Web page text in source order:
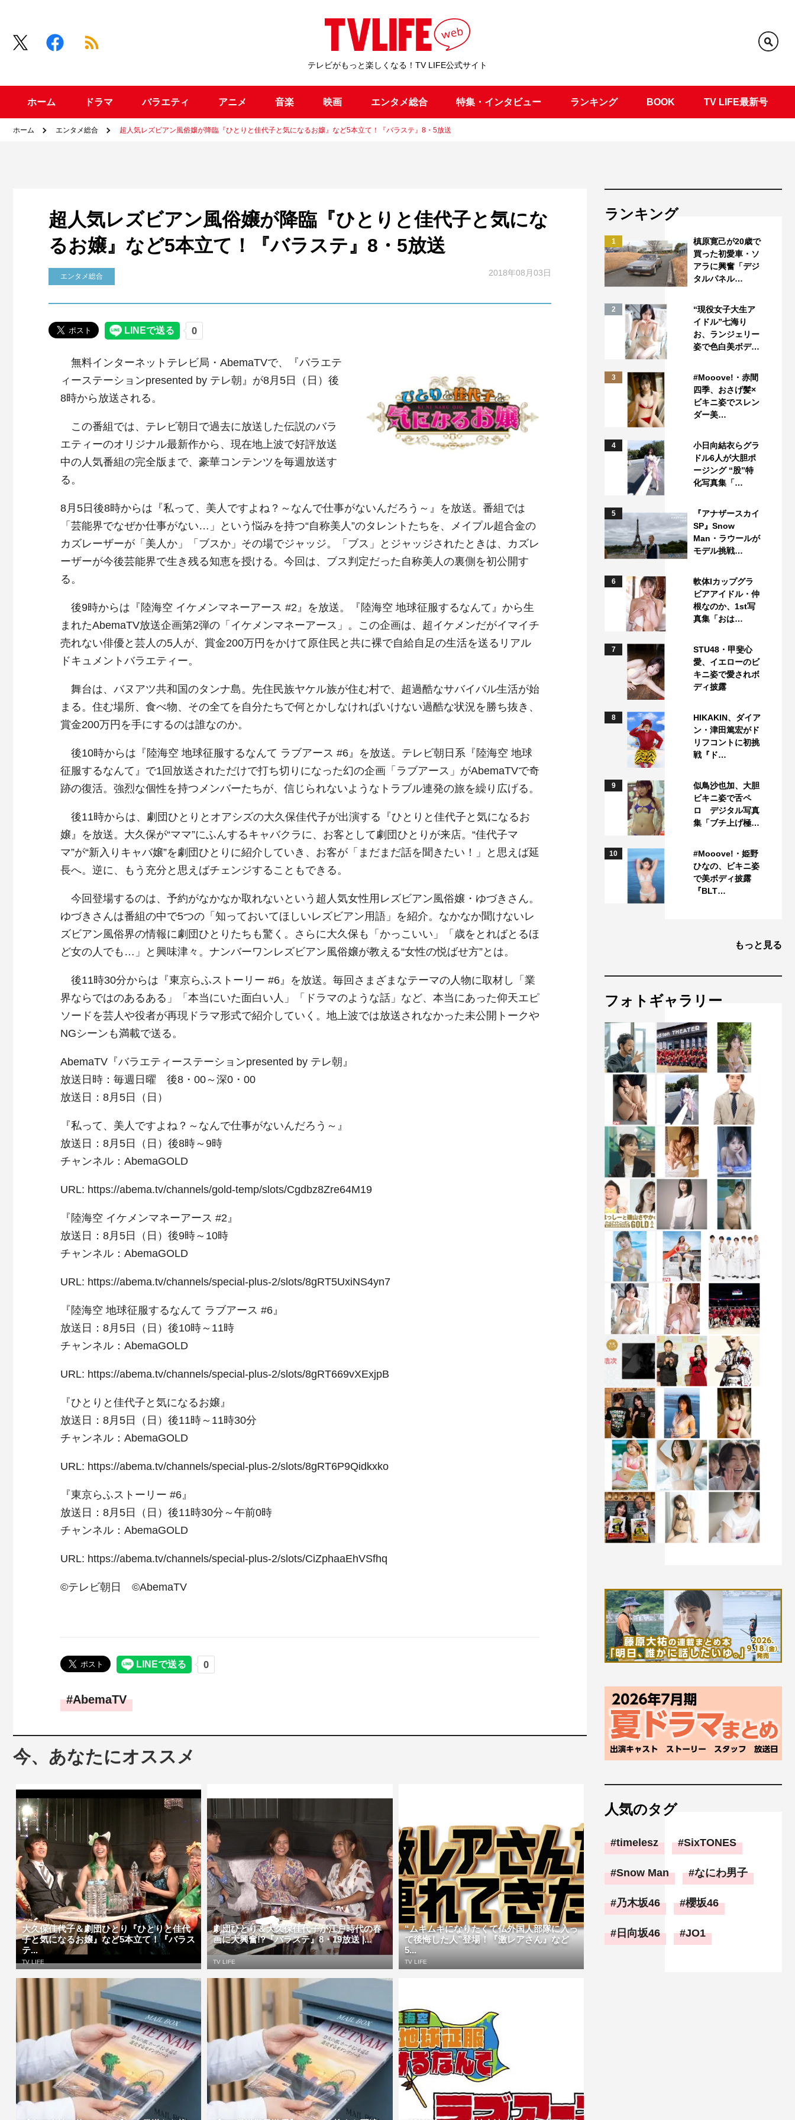
テレビがもっと楽しくなる！TV LIFE公式サイト
ホーム ドラマ バラエティ アニメ 音楽 映画 エンタメ総合 特集・インタビュー ランキング BOOK TV LIFE最新号
ホーム エンタメ総合 超人気レズビアン風俗嬢が降臨『ひとりと佳代子と気になるお嬢』など5本立て！『バラステ』8・5放送
超人気レズビアン風俗嬢が降臨『ひとりと佳代子と気にな
るお嬢』など5本立て！『バラステ』8・5放送
エンタメ総合 2018年08月03日
無料インターネットテレビ局・AbemaTVで、『バラエテ
ィーステーションpresented by テレ朝』が8月5日（日）後
8時から放送される。
この番組では、テレビ朝日で過去に放送した伝説のバラ
エティーのオリジナル最新作から、現在地上波で好評放送
中の人気番組の完全版まで、豪華コンテンツを毎週放送す
る。
8月5日後8時からは『私って、美人ですよね？～なんで仕事がないんだろう～』を放送。番組では
「芸能界でなぜか仕事がない…」という悩みを持つ“自称美人”のタレントたちを、メイプル超合金の
カズレーザーが「美人か」「ブスか」その場でジャッジ。「ブス」とジャッジされたときは、カズレ
ーザーが今後芸能界で生き残る知恵を授ける。今回は、ブス判定だった自称美人の裏側を初公開す
る。
後9時からは『陸海空 イケメンマネーアース #2』を放送。『陸海空 地球征服するなんて』から生
まれたAbemaTV放送企画第2弾の「イケメンマネーアース」。この企画は、超イケメンだがイマイチ
売れない俳優と芸人の5人が、賞金200万円をかけて原住民と共に裸で自給自足の生活を送るリアル
ドキュメントバラエティー。
舞台は、バヌアツ共和国のタンナ島。先住民族ヤケル族が住む村で、超過酷なサバイバル生活が始
まる。住む場所、食べ物、その全てを自分たちで何とかしなければいけない過酷な状況を勝ち抜き、
賞金200万円を手にするのは誰なのか。
後10時からは『陸海空 地球征服するなんて ラブアース #6』を放送。テレビ朝日系『陸海空 地球
征服するなんて』で1回放送されただけで打ち切りになった幻の企画「ラブアース」がAbemaTVで奇
跡の復活。強烈な個性を持つメンバーたちが、信じられないようなトラブル連発の旅を繰り広げる。
後11時からは、劇団ひとりとオアシズの大久保佳代子が出演する『ひとりと佳代子と気になるお
嬢』を放送。大久保が“ママ”にふんするキャバクラに、お客として劇団ひとりが来店。“佳代子マ
マ”が“新入りキャバ嬢”を劇団ひとりに紹介していき、お客が「まだまだ話を聞きたい！」と思えば延
長へ。逆に、もう充分と思えばチェンジすることもできる。
今回登場するのは、予約がなかなか取れないという超人気女性用レズビアン風俗嬢・ゆづきさん。
ゆづきさんは番組の中で5つの「知っておいてほしいレズビアン用語」を紹介。なかなか聞けないレ
ズビアン風俗界の情報に劇団ひとりたちも驚く。さらに大久保も「かっこいい」「歳をとればとるほ
ど女の人でも…」と興味津々。ナンバーワンレズビアン風俗嬢が教える“女性の悦ばせ方”とは。
後11時30分からは『東京らふストーリー #6』を放送。毎回さまざまなテーマの人物に取材し「業
界ならではのあるある」「本当にいた面白い人」「ドラマのような話」など、本当にあった仰天エピ
ソードを芸人や役者が再現ドラマ形式で紹介していく。地上波では放送されなかった未公開トークや
NGシーンも満載で送る。
AbemaTV『バラエティーステーションpresented by テレ朝』
放送日時：毎週日曜 後8・00～深0・00
放送日：8月5日（日）
『私って、美人ですよね？～なんで仕事がないんだろう～』
放送日：8月5日（日）後8時～9時
チャンネル：AbemaGOLD
URL: https://abema.tv/channels/gold-temp/slots/Cgdbz8Zre64M19
『陸海空 イケメンマネーアース #2』
放送日：8月5日（日）後9時～10時
チャンネル：AbemaGOLD
URL: https://abema.tv/channels/special-plus-2/slots/8gRT5UxiNS4yn7
『陸海空 地球征服するなんて ラブアース #6』
放送日：8月5日（日）後10時～11時
チャンネル：AbemaGOLD
URL: https://abema.tv/channels/special-plus-2/slots/8gRT669vXExjpB
『ひとりと佳代子と気になるお嬢』
放送日：8月5日（日）後11時～11時30分
チャンネル：AbemaGOLD
URL: https://abema.tv/channels/special-plus-2/slots/8gRT6P9Qidkxko
『東京らふストーリー #6』
放送日：8月5日（日）後11時30分～午前0時
チャンネル：AbemaGOLD
URL: https://abema.tv/channels/special-plus-2/slots/CiZphaaEhVSfhq
©テレビ朝日 ©AbemaTV
AbemaTV
今、あなたにオススメ
大久保佳代子＆劇団ひとり『ひとりと佳代
子と気になるお嬢』など5本立て！『バラス
テ...
TV LIFE
劇団ひとり＆大久保佳代子が江戸時代の春
画に大興奮!?『バラステ』8・19放送 |...
TV LIFE
“ムキムキになりたくて仏外国人部隊に入っ
て後悔した人”登場！『激レアさん』など
5...
TV LIFE
ランキング
1
槙原寛己が20歳で
買った初愛車・ソ
アラに興奮「デジ
タルパネル…
2
“現役女子大生ア
イドル”七海り
お、ランジェリー
姿で色白美ボデ…
3
#Mooove!・赤間
四季、おさげ髪×
ビキニ姿でスレン
ダー美…
4
小日向結衣らグラ
ドル6人が大胆ポ
ージング “股”特
化写真集「…
5
『アナザースカイ
SP』Snow
Man・ラウールが
モデル挑戦…
6
軟体Iカップグラ
ビアアイドル・仲
根なのか、1st写
真集「おは…
7
STU48・甲斐心
愛、イエローのビ
キニ姿で愛されボ
ディ披露
8
HIKAKIN、ダイア
ン・津田篤宏がド
リフコントに初挑
戦『ド…
9
似鳥沙也加、大胆
ビキニ姿で舌ペ
ロ デジタル写真
集「ブチ上げ極…
10
#Mooove!・姫野
ひなの、ビキニ姿
で美ボディ披露
『BLT…
もっと見る
フォトギャラリー
人気のタグ
timelesz SixTONES
Snow Man なにわ男子
乃木坂46 櫻坂46
日向坂46 JO1